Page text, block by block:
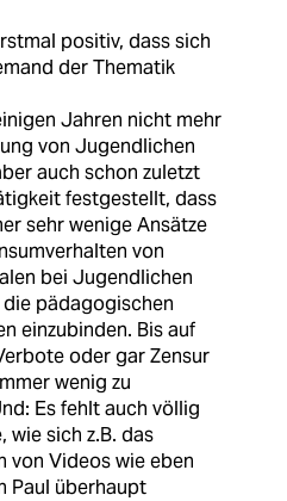
positiv, dass sich
der Thematik
Jahren nicht mehr
von Jugendlichen
auch schon zuletzt
festgestellt, dass
sehr wenige Ansätze
von
bei Jugendlichen
pädagogischen
einzubinden. Bis auf
oder gar Zensur
wenig zu
Es fehlt auch völlig
wie sich z.B. das
von Videos wie eben
Paul überhaupt